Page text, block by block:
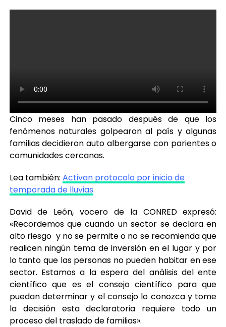
Cinco meses han pasado después de que los
fenómenos naturales golpearon al país y algunas
familias decidieron auto albergarse con parientes o
comunidades cercanas.
Lea también: Activan protocolo por inicio de
temporada de lluvias
David de León, vocero de la CONRED expresó:
«Recordemos que cuando un sector se declara en
alto riesgo y no se permite o no se recomienda que
realicen ningún tema de inversión en el lugar y por
lo tanto que las personas no pueden habitar en ese
sector. Estamos a la espera del análisis del ente
científico que es el consejo científico para que
puedan determinar y el consejo lo conozca y tome
la decisión esta declaratoria requiere todo un
proceso del traslado de familias».